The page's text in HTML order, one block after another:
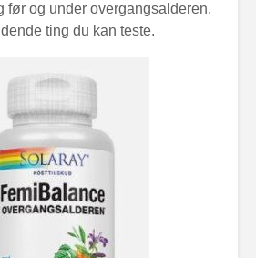
og under overgangsalderen,
ting du kan teste.